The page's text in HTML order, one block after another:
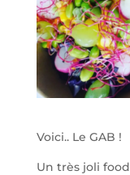
Voici.. Le GAB !
Un très joli